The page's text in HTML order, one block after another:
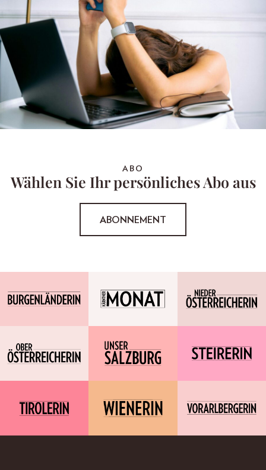
ABO
Wählen Sie Ihr persönliches Abo aus
ABONNEMENT